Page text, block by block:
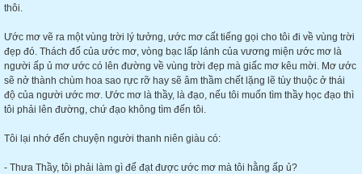
thôi.
Ước mơ vẽ ra một vùng trời lý tưởng, ước mơ cất tiếng gọi cho tôi đi về vùng trời
đẹp đó. Thách đố của ước mơ, vòng bạc lấp lánh của vương miện ước mơ là
người ấp ủ mơ ước có lên đường về vùng trời đẹp mà giấc mơ kêu mời. Mơ ước
sẽ nở thành chùm hoa sao rực rỡ hay sẽ âm thầm chết lặng lẽ tùy thuộc ở thái
độ của người ước mơ. Ước mơ là thầy, là đạo, nếu tôi muốn tìm thầy học đạo thì
tôi phải lên đường, chứ đạo không tìm đến tôi.
Tôi lại nhớ đến chuyện người thanh niên giàu có:
- Thưa Thầy, tôi phải làm gì để đạt được ước mơ mà tôi hằng ấp ủ?